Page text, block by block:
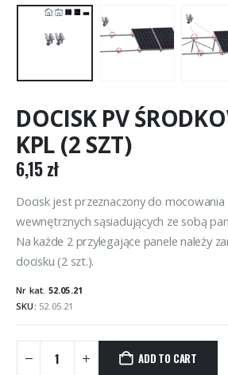
DOCISK PV
KPL (2 SZT)
6,15zł
Docisk jest przeznaczony do
wewnętrznych sąsiadujących ze sobą
Na każde 2 przylegające panele należy
docisku (2 szt.).
Nr kat. 52.05.21
SKU: 52.05.21
ADD TO CART